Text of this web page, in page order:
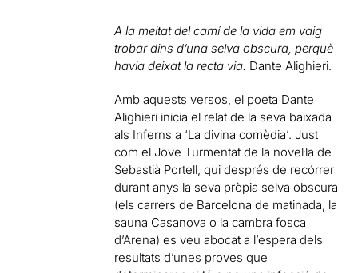
A la meitat del camí de la vida em vaig
trobar dins d’una selva obscura, perquè
havia deixat la recta via. Dante Alighieri.
Amb aquests versos, el poeta Dante
Alighieri inicia el relat de la seva baixada
als Inferns a ‘La divina comèdia’. Just
com el Jove Turmentat de la noveŀla de
Sebastià Portell, qui després de recórrer
durant anys la seva pròpia selva obscura
(els carrers de Barcelona de matinada, la
sauna Casanova o la cambra fosca
d’Arena) es veu abocat a l’espera dels
resultats d’unes proves que